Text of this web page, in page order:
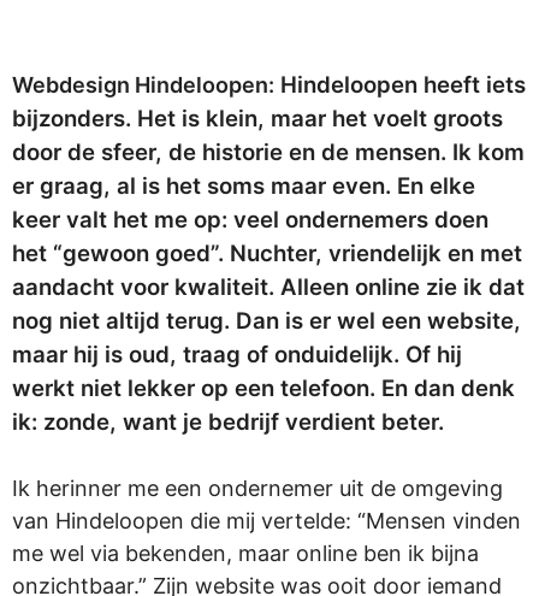
Webdesign Hindeloopen: Hindeloopen heeft iets
bijzonders. Het is klein, maar het voelt groots
door de sfeer, de historie en de mensen. Ik kom
er graag, al is het soms maar even. En elke
keer valt het me op: veel ondernemers doen
het “gewoon goed”. Nuchter, vriendelijk en met
aandacht voor kwaliteit. Alleen online zie ik dat
nog niet altijd terug. Dan is er wel een website,
maar hij is oud, traag of onduidelijk. Of hij
werkt niet lekker op een telefoon. En dan denk
ik: zonde, want je bedrijf verdient beter.
Ik herinner me een ondernemer uit de omgeving
van Hindeloopen die mij vertelde: “Mensen vinden
me wel via bekenden, maar online ben ik bijna
onzichtbaar.” Zijn website was ooit door iemand